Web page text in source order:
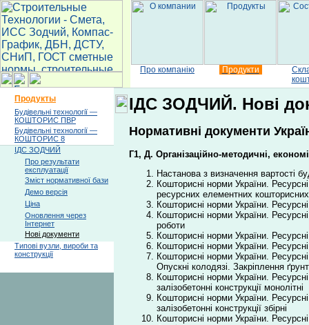
Про компанію Продукти
Продукты
Будівельні технології —
КОШТОРИС ПВР
Будівельні технології —
КОШТОРИС 8
ІДС ЗОДЧИЙ
Про результати
експлуатації
Зміст нормативної бази
Демо версія
Ціна
Оновлення через
Інтернет
Нові документи
Типові вузли, вироби та
конструкції
ІДС ЗОДЧИЙ. Нові
Нормативні документи
Г1, Д. Організаційно-методичні,
Настанова з визначення вартості
Кошторисні норми України.
ресурсних елементних
Кошторисні норми України.
Кошторисні норми України.
роботи
Кошторисні норми України.
Кошторисні норми України.
Кошторисні норми України.
Опускні колодязі. Закріплення
Кошторисні норми України.
залізобетонні конструкції монолітні
Кошторисні норми України.
залізобетонні конструкції збірні
Кошторисні норми України.